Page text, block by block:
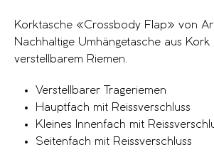
Korktasche «Crossbody Flap» von
Nachhaltige Umhängetasche aus
verstellbarem Riemen.
Verstellbarer Trageriemen
Hauptfach mit Reissverschluss
Kleines Innenfach mit
Seitenfach mit Reissverschluss